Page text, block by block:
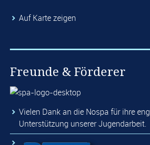
Auf Karte zeigen
Freunde & Förderer
Vielen Dank an die Nospa für ihre
Unterstützung unserer Jugendarbeit.